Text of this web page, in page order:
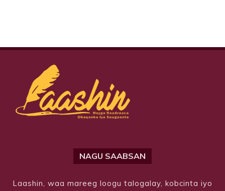
NAGU SAABSAN
Laashin, waa mareeg loogu talogalay, kobcinta iyo